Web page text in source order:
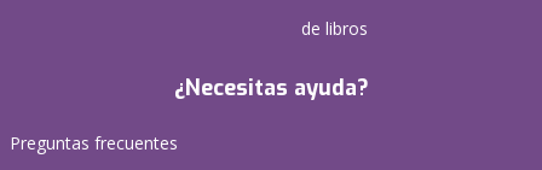
de libros
¿Necesitas ayuda?
Preguntas frecuentes